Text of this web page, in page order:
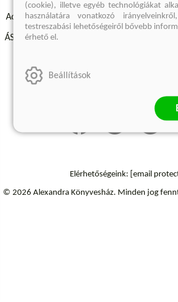
Adatvédelmi szabályzatok Elállási
ÁSZF - Vásárlási feltételek
Szállítási információk
Elérhetőségeink: [email
© 2026 Alexandra Könyvesház. Minden jog
(cookie), illetve egyéb technológiákat
használatára vonatkozó
testreszabási lehetőségeiről bővebb
érhető el.
Beállítások